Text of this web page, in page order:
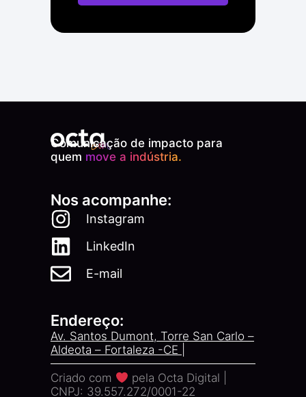
Comunicação de impacto para
quem move a indústria.
Nos acompanhe:
Instagram
LinkedIn
E-mail
Endereço:
Av. Santos Dumont, Torre San Carlo –
Aldeota – Fortaleza -CE |
Criado com
pela Octa Digital |
CNPJ: 39.557.272/0001-22